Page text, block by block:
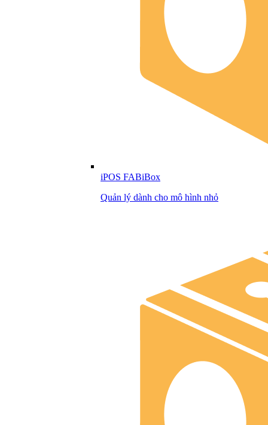
iPOS FABiBox
Quản lý dành cho mô hình nhỏ